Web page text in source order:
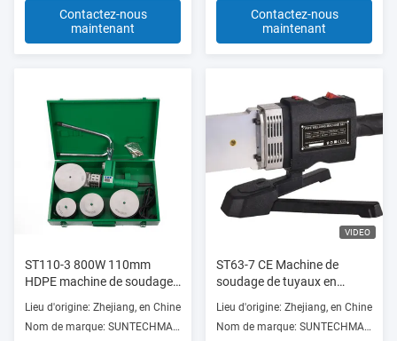
Contactez-nous
maintenant
Contactez-nous
maintenant
ST110-3 800W 110mm
HDPE machine de soudage
par fusion à bout 300°C
pour tuyaux PPR en PVC
Lieu d'origine: Zhejiang, en Chine
Nom de marque: SUNTECHMACH
VIDEO
ST63-7 CE Machine de
soudage de tuyaux en
alliage d'aluminium en
plastique 2000W Opération
automatique
Lieu d'origine: Zhejiang, en Chine
Nom de marque: SUNTECHMACH